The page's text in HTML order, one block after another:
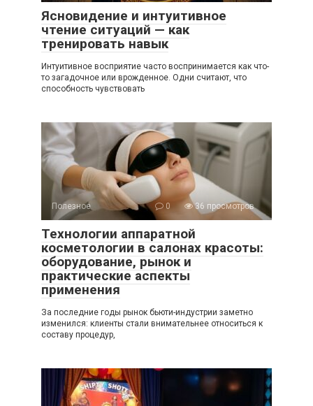
Ясновидение и интуитивное
чтение ситуаций — как
тренировать навык
Интуитивное восприятие часто воспринимается как что-
то загадочное или врожденное. Одни считают, что
способность чувствовать
Полезное 0 36 просмотров
Технологии аппаратной
косметологии в салонах красоты:
оборудование, рынок и
практические аспекты
применения
За последние годы рынок бьюти-индустрии заметно
изменился: клиенты стали внимательнее относиться к
составу процедур,